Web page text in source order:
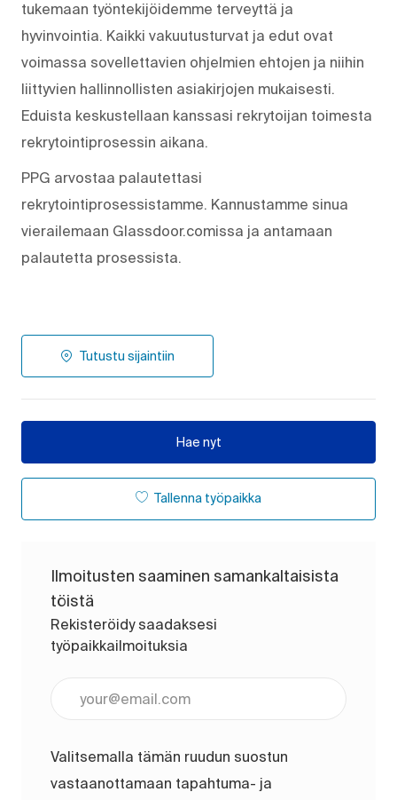
tukemaan työntekijöidemme terveyttä ja
hyvinvointia. Kaikki vakuutusturvat ja edut ovat
voimassa sovellettavien ohjelmien ehtojen ja niihin
liittyvien hallinnollisten asiakirjojen mukaisesti.
Eduista keskustellaan kanssasi rekrytoijan toimesta
rekrytointiprosessin aikana.
PPG arvostaa palautettasi
rekrytointiprosessistamme. Kannustamme sinua
vierailemaan Glassdoor.comissa ja antamaan
palautetta prosessista.
Tutustu sijaintiin
Hae nyt
Tallenna työpaikka
Ilmoitusten saaminen samankaltaisista
töistä
Rekisteröidy saadaksesi
työpaikkailmoituksia
Valitsemalla tämän ruudun suostun
vastaanottamaan tapahtuma- ja